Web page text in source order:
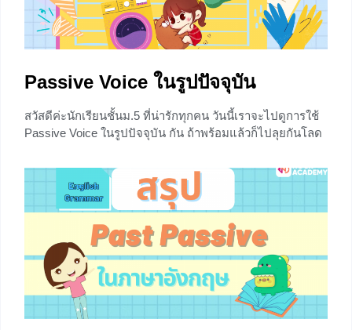
Passive Voice ในรูปปัจจุบัน
สวัสดีค่ะนักเรียนชั้นม.5 ที่น่ารักทุกคน วันนี้เราจะไปดูการใช้
Passive Voice ในรูปปัจจุบัน กัน ถ้าพร้อมแล้วก็ไปลุยกันโลด
ประโยคที่เน้นกรรม โดยการนำโครงสร้างผู้ถูกกระทำขึ้นต้น
ประโยค และหากว่าต้องการเน้นผู้กระทำให้เติม “by + ผู้
กระทำ” ท้ายประโยค แต่ว่าเราสามารถละ by ไว้ได้น๊า ในบท
0